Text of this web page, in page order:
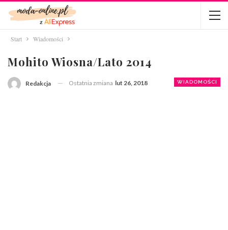
Start Wiadomości
Mohito Wiosna/Lato 2014
WIADOMOŚCI
Redakcja Ostatnia zmiana lut 26, 2018